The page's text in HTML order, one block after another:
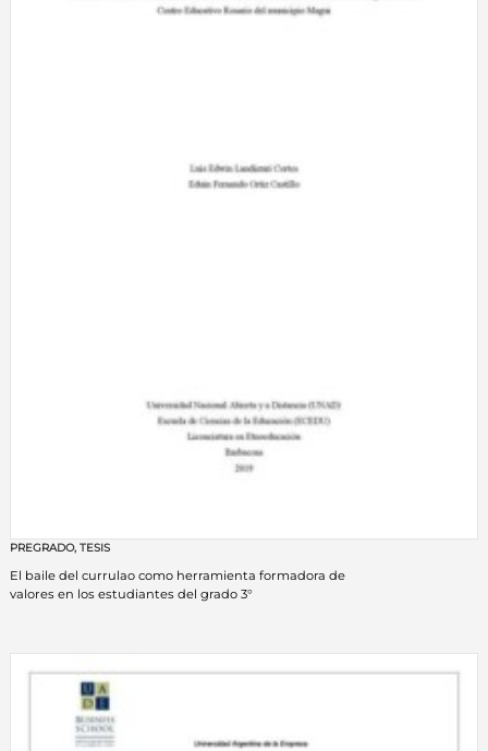
PREGRADO, TESIS
El baile del currulao como herramienta formadora de
valores en los estudiantes del grado 3°